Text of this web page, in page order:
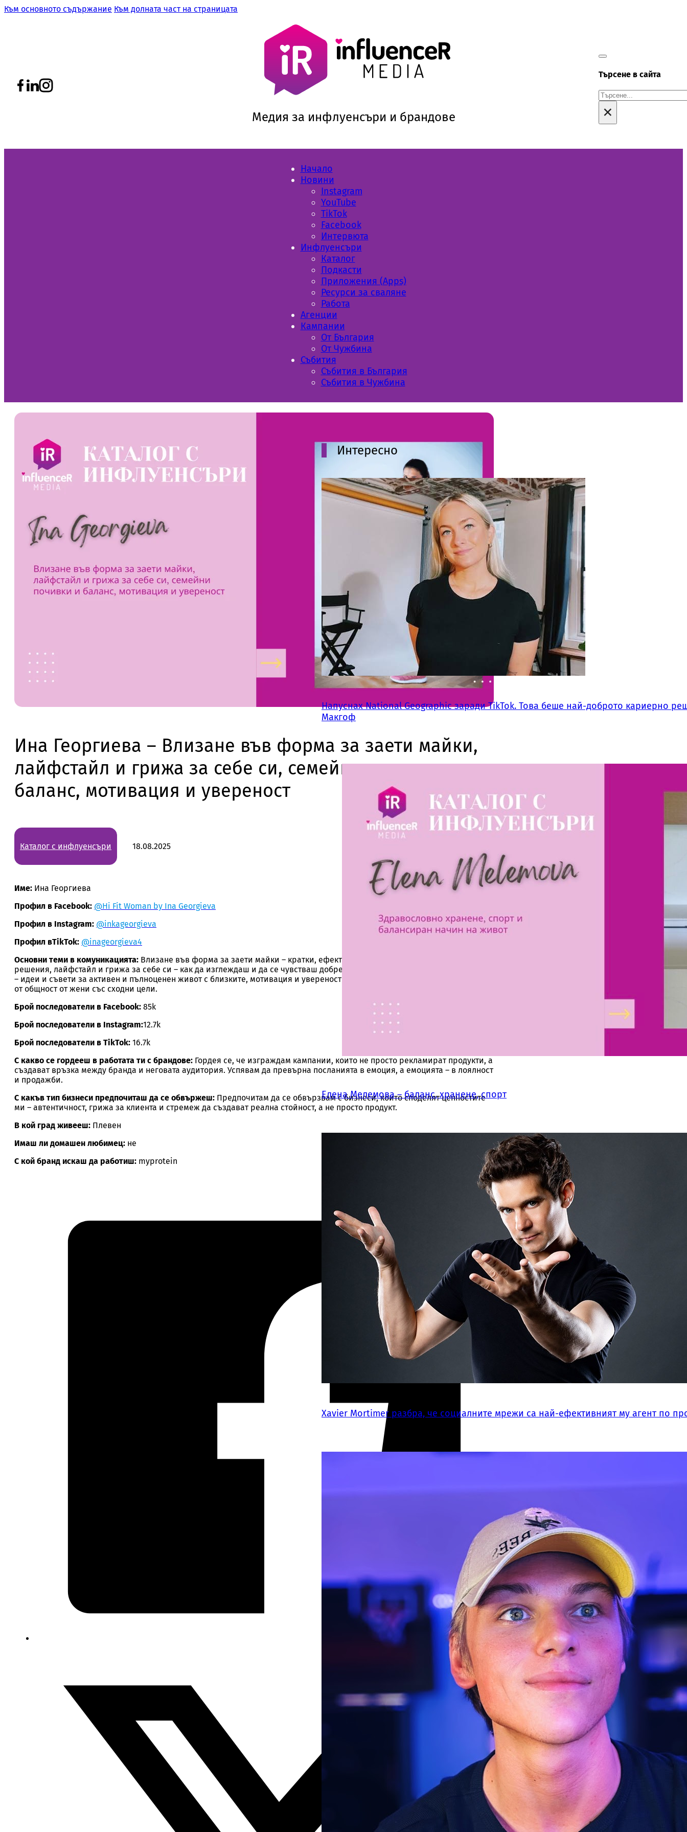
Към основното съдържание Към долната част на страницата
Медия за инфлуенсъри и брандове
Търсене в сайта
Търсене
×
Начало
Новини
Instagram
YouTube
TikTok
Facebook
Интервюта
Инфлуенсъри
Каталог
Подкасти
Приложения (Apps)
Ресурси за сваляне
Работа
Aгенции
Кампании
От България
От Чужбина
Събития
Събития в България
Събития в Чужбина
Ина Георгиева – Влизане във форма за заети майки,
лайфстайл и грижа за себе си, семейни почивки и
баланс, мотивация и увереност
Каталог с инфлуенсъри 18.08.2025
Име: Ина Георгиева
Профил в Facebook: @Hi Fit Woman by Ina Georgieva
Профил в Instagram: @inkageorgieva
Профил вTikTok: @inageorgieva4
Основни теми в комуникацията: Влизане във форма за заети майки – кратки, ефективни тренировки и лесни хранителни
решения, лайфстайл и грижа за себе си – как да изглеждаш и да се чувстваш добре всеки ден, семейни почивки и баланс
– идеи и съвети за активен и пълноценен живот с близките, мотивация и увереност – вдъхновяващи послания и подкрепа
от общност от жени със сходни цели.
Брой последователи в Facebook: 85k
Брой последователи в Instagram:12.7k
Брой последователи в TikTok: 16.7k
С какво се гордееш в работата ти с брандове: Гордея се, че изграждам кампании, които не просто рекламират продукти, а
създават връзка между бранда и неговата аудитория. Успявам да превърна посланията в емоция, а емоцията – в лоялност
и продажби.
С какъв тип бизнеси предпочиташ да се обвържеш: Предпочитам да се обвързвам с бизнеси, които споделят ценностите
ми – автентичност, грижа за клиента и стремеж да създават реална стойност, а не просто продукт.
В кой град живееш: Плевен
Имаш ли домашен любимец: не
С кой бранд искаш да работиш: myprotein
Абонирай се за инфлуенсър
новини
Обещаваме да изпращаме само новини и информация за инфлуенсъри и
Ние не спамим!
Интересно
Напуснах National Geographic заради TikTok. Това беше най-доброто кариерно
Макгоф
Елена Мелемова – баланс, хранене, спорт
Xavier Mortimer разбра, че социалните мрежи са най-ефективният му агент по